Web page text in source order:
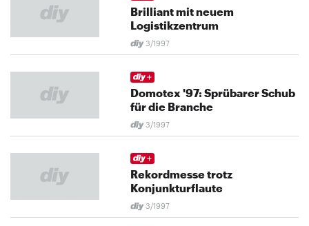
Brilliant mit neuem
Logistikzentrum
3/1997
Domotex '97: Sprübarer Schub
für die Branche
3/1997
Rekordmesse trotz
Konjunkturflaute
3/1997